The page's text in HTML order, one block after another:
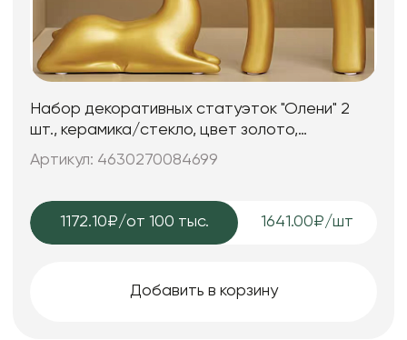
Набор декоративных статуэток "Олени" 2
шт., керамика/стекло, цвет золото,
12,5*5,5*24; 15,5*5,5*16,5 см.
Артикул: 4630270084699
1172.10₽/от 100 тыс. 1641.00₽/шт
Добавить в корзину